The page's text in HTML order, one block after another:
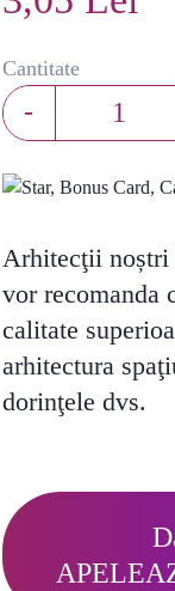
Cantitate
-
Arhitecţii noștri
vor recomanda
calitate
arhitectura
dorinţele dvs.